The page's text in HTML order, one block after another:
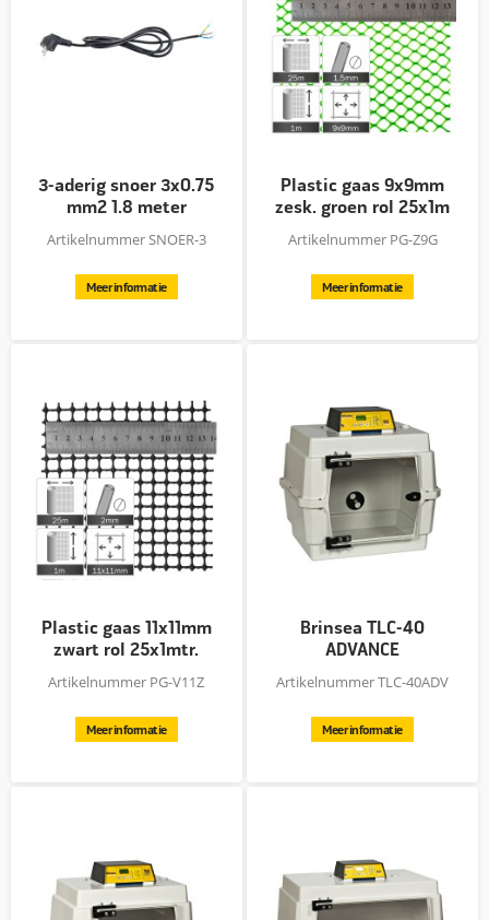
3-aderig snoer 3x0.75
mm2 1.8 meter
Artikelnummer SNOER-3
Meer informatie
Plastic gaas 9x9mm
zesk. groen rol 25x1m
Artikelnummer PG-Z9G
Meer informatie
Plastic gaas 11x11mm
zwart rol 25x1mtr.
Artikelnummer PG-V11Z
Meer informatie
Brinsea TLC-40
ADVANCE
opfokunit/ziek
Artikelnummer TLC-40ADV
Meer informatie